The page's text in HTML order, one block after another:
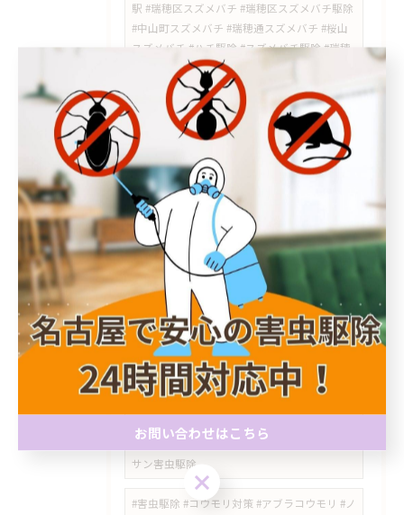
駅 #瑞穂区スズメバチ #瑞穂区スズメバチ駆除
#中山町スズメバチ #瑞穂通スズメバチ #桜山
スズメバチ #ハチ駆除 #スズメバチ駆除 #瑞穂
区害虫駆除 #ライジングサン害虫駆除
#徳重 #神沢 #野並 #ノミダニ対策 #ダニ駆除 #
害虫対策 #害獣対策 #名古屋市
#瀬戸市 #シバンムシ #シバンムシ駆除 #害虫
駆除 #害虫対策 #名古屋市 #天白区 #ライジン
グサン害虫駆除 #食品害虫 #愛知県
#トコジラミ #ベッドバグ #害虫駆除 #天白区 #
塩釜口 #名古屋市 #ライジングサン害虫駆除 #
持ち込み対策 #図書館 #害虫対策
​#星ヶ丘 #平針 #千種区 #天白区 #名東区 #トコ
ジラミ #南京虫 #害虫駆除 #ライジングサン害
虫駆除 #模様替え #コンセントの黒い点 #害虫
調査
天白区 #梅森台 #植田 #害虫駆除 #ライジング
サン害虫駆除
#害虫駆除 #コウモリ対策 #アブラコウモリ #ノ
お問い合わせはこちら
お問い合わせはこちら